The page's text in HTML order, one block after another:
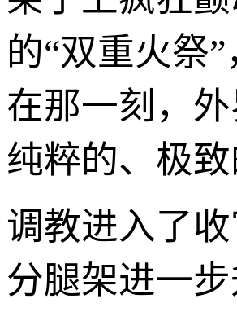
的“双重火祭
在那一刻，
纯粹的、极
调教进入了
分腿架进一